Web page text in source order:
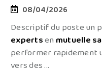
08/04/2026
Descriptif du poste un
expertsenmutuelle
performer rapidement
vers des ...